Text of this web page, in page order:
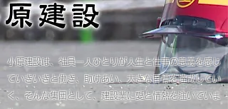
小原建設は、社員一人ひとりが人生と仕事の意義を感じ
ていきいきと働き、助けあい、大きな目標を達成してい
く、そんな集団として、建設業に愛と情熱を注いでいま